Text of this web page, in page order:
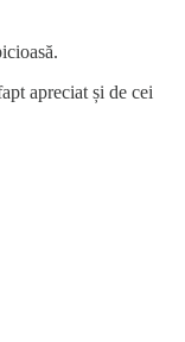
apreciat și de cei